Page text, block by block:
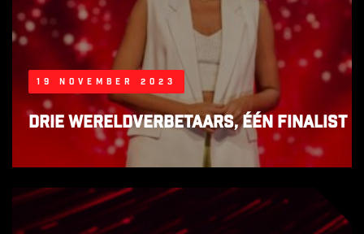
19 november 2023
Drie wereldverbetaars, één finalist